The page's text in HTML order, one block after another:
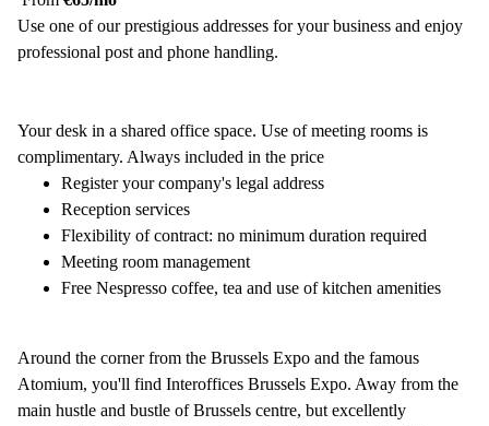
Use one of our prestigious addresses for your business and enjoy
professional post and phone handling.
Your desk in a shared office space. Use of meeting rooms is
complimentary. Always included in the price
Register your company's legal address
Reception services
Flexibility of contract: no minimum duration required
Meeting room management
Free Nespresso coffee, tea and use of kitchen amenities
Around the corner from the Brussels Expo and the famous
Atomium, you'll find Interoffices Brussels Expo. Away from the
main hustle and bustle of Brussels centre, but excellently